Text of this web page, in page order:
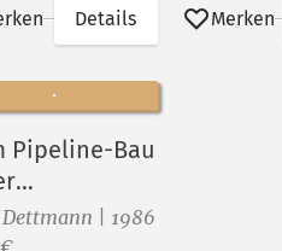
Details Merken
Pipeline-Bau
(I)
Dettmann | 1986